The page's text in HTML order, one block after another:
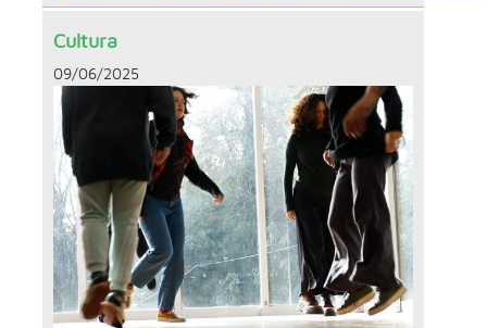
Cultura
09/06/2025